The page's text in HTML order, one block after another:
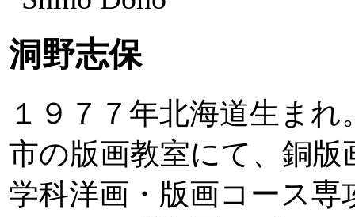
洞野志保
１９７７年北海道生ま
市の版画教室にて、銅
学科洋画・版画コース